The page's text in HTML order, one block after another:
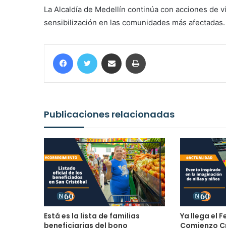
La Alcaldía de Medellín continúa con acciones de
sensibilización en las comunidades más afectadas.
FacebookTwitter Compartir por correo electrónico
Publicaciones relacionadas
Está es la lista de familias
beneficiarias del bono
Ya llega el
Comienzo